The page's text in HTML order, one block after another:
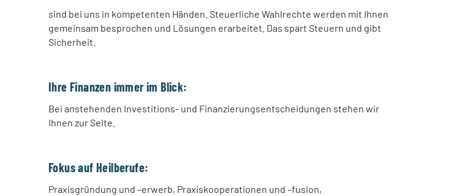
sind bei uns in kompetenten Händen. Steuerliche Wahlrechte werden mit Ihnen
gemeinsam besprochen und Lösungen erarbeitet. Das spart Steuern und gibt
Sicherheit.
Ihre Finanzen immer im Blick:
Bei anstehenden Investitions- und Finanzierungsentscheidungen stehen wir
Ihnen zur Seite.
Fokus auf Heilberufe:
Praxisgründung und –erwerb, Praxiskooperationen und –fusion,